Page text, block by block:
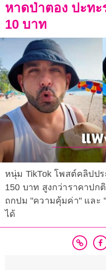
หาดป่าตอง ปะท
10 บาท
หนุ่ม TikTok โพสต์คลิปป
150 บาท สูงกว่าราคาปก
ถกปม "ความคุ้มค่า" และ
ได้